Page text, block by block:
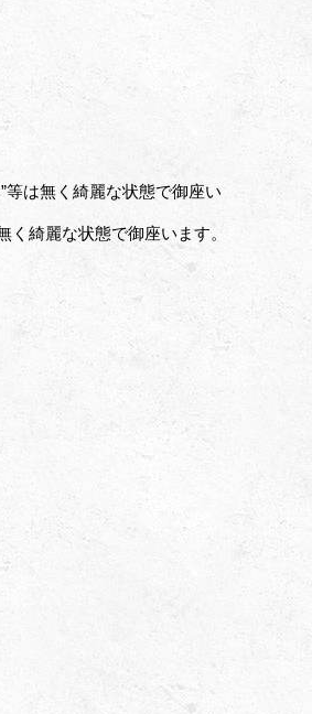
等は無く綺麗な状態で御座い
く綺麗な状態で御座います。